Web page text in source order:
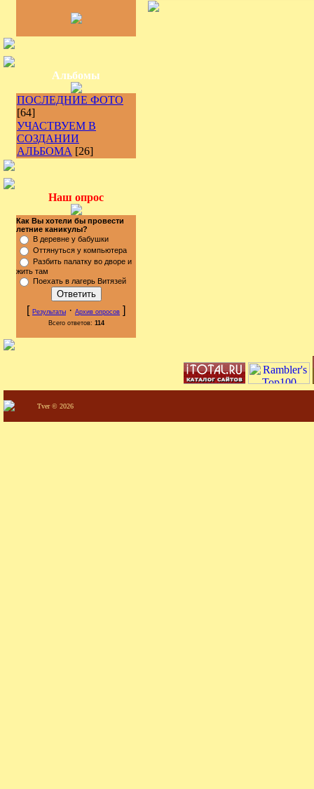
Альбомы
ПОСЛЕДНИЕ ФОТО
[64]
УЧАСТВУЕМ В
СОЗДАНИИ
АЛЬБОМА [26]
Наш опрос
Как Вы хотели бы провести
летние каникулы?
В деревне у бабушки
Оттянуться у компьютера
Разбить палатку во дворе и
жить там
Поехать в лагерь Витязей
[ Результаты · Архив опросов ]
Всего ответов: 114
Tver © 2026